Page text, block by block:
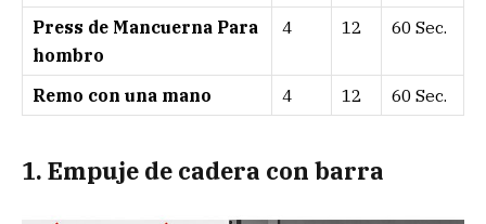
Press de Mancuerna Para
hombro
4 12 60 Sec.
Remo con una mano 4 12 60 Sec.
1. Empuje de cadera con barra